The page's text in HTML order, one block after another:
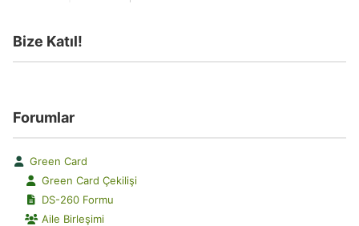
Bize Katıl!
Forumlar
Green Card
Green Card Çekilişi
DS-260 Formu
Aile Birleşimi